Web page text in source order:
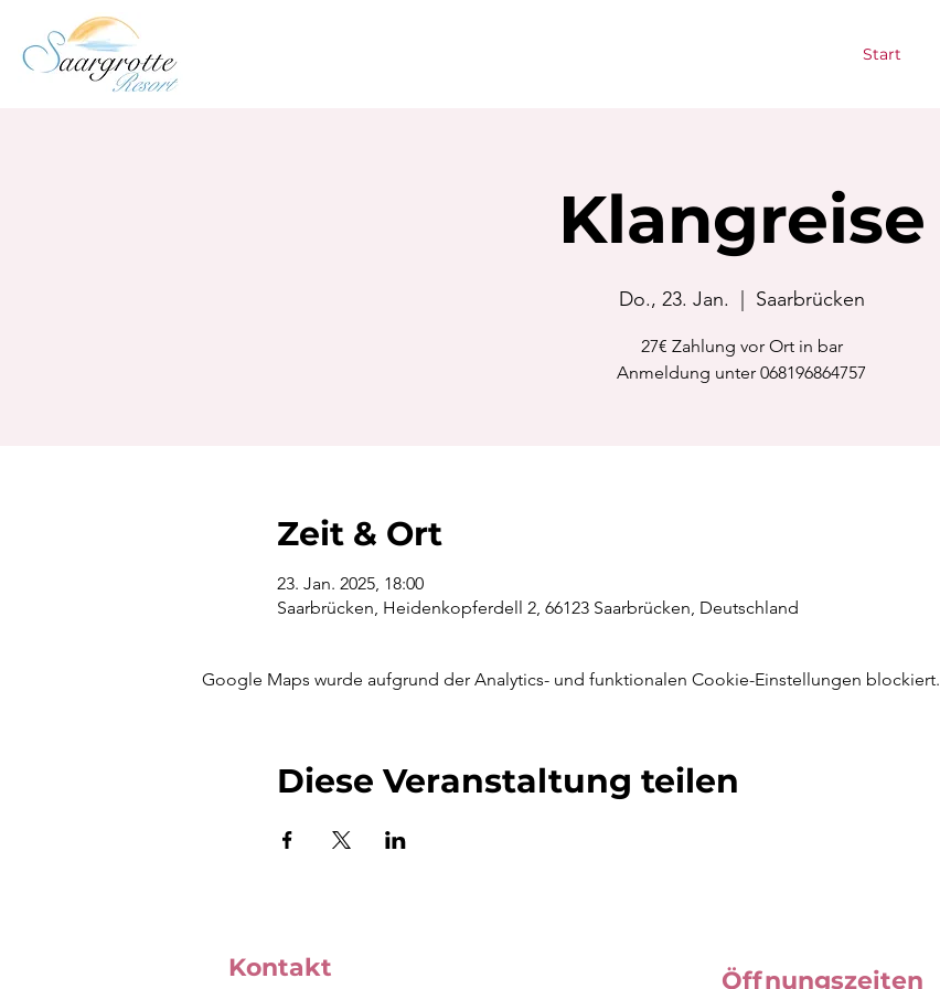
Start
Klangreise
Do., 23. Jan. Saarbrücken
27€ Zahlung vor Ort in bar
Anmeldung unter 068196864757
Zeit & Ort
23. Jan. 2025, 18:00
Saarbrücken, Heidenkopferdell 2, 66123 Saarbrücken, Deutschland
Google Maps wurde aufgrund der Analytics- und funktionalen Cookie-Einstellungen blockiert.
Diese Veranstaltung teilen
Kontakt Öffnungszeiten